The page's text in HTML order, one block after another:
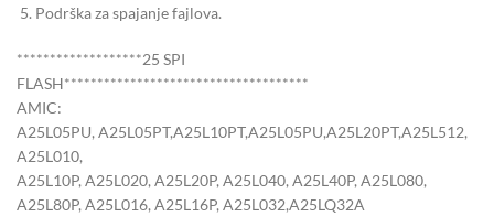
Podrška za spajanje fajlova.
*******************25 SPI
FLASH*************************************
AMIC:
A25L05PU, A25L05PT,A25L10PT,A25L05PU,A25L20PT,A25L512,
A25L010,
A25L10P, A25L020, A25L20P, A25L040, A25L40P, A25L080,
A25L80P, A25L016, A25L16P, A25L032,A25LQ32A